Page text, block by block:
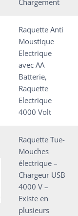
Chargement
Raquette Anti
Moustique
Electrique
avec AA
Batterie,
Raquette
Electrique
4000 Volt
Raquette Tue-
Mouches
électrique –
Chargeur USB
4000 V –
Existe en
plusieurs